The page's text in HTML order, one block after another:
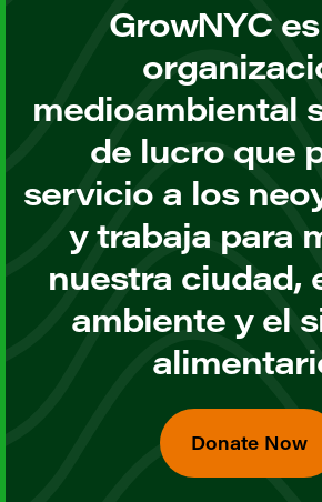
GrowNYC
medioambiental
de lucro que
servicio a los
y trabaja para
nuestra ciudad,
ambiente y el
Donate Now